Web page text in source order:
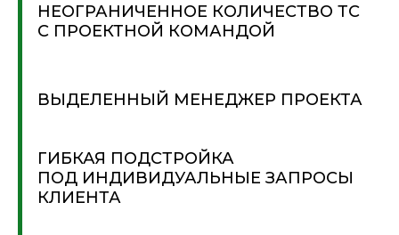
НЕОГРАНИЧЕННОЕ КОЛИЧЕСТВО ТС
С ПРОЕКТНОЙ КОМАНДОЙ
ВЫДЕЛЕННЫЙ МЕНЕДЖЕР ПРОЕКТА
ГИБКАЯ ПОДСТРОЙКА
ПОД ИНДИВИДУАЛЬНЫЕ ЗАПРОСЫ
КЛИЕНТА